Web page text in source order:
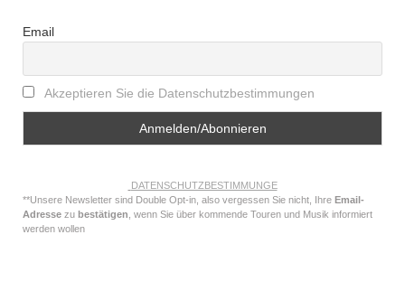
Email
Akzeptieren Sie die Datenschutzbestimmungen
DATENSCHUTZBESTIMMUNGE
**Unsere Newsletter sind Double Opt-in, also vergessen Sie nicht, Ihre Email-
Adresse zu bestätigen , wenn Sie über kommende Touren und Musik informiert
werden wollen